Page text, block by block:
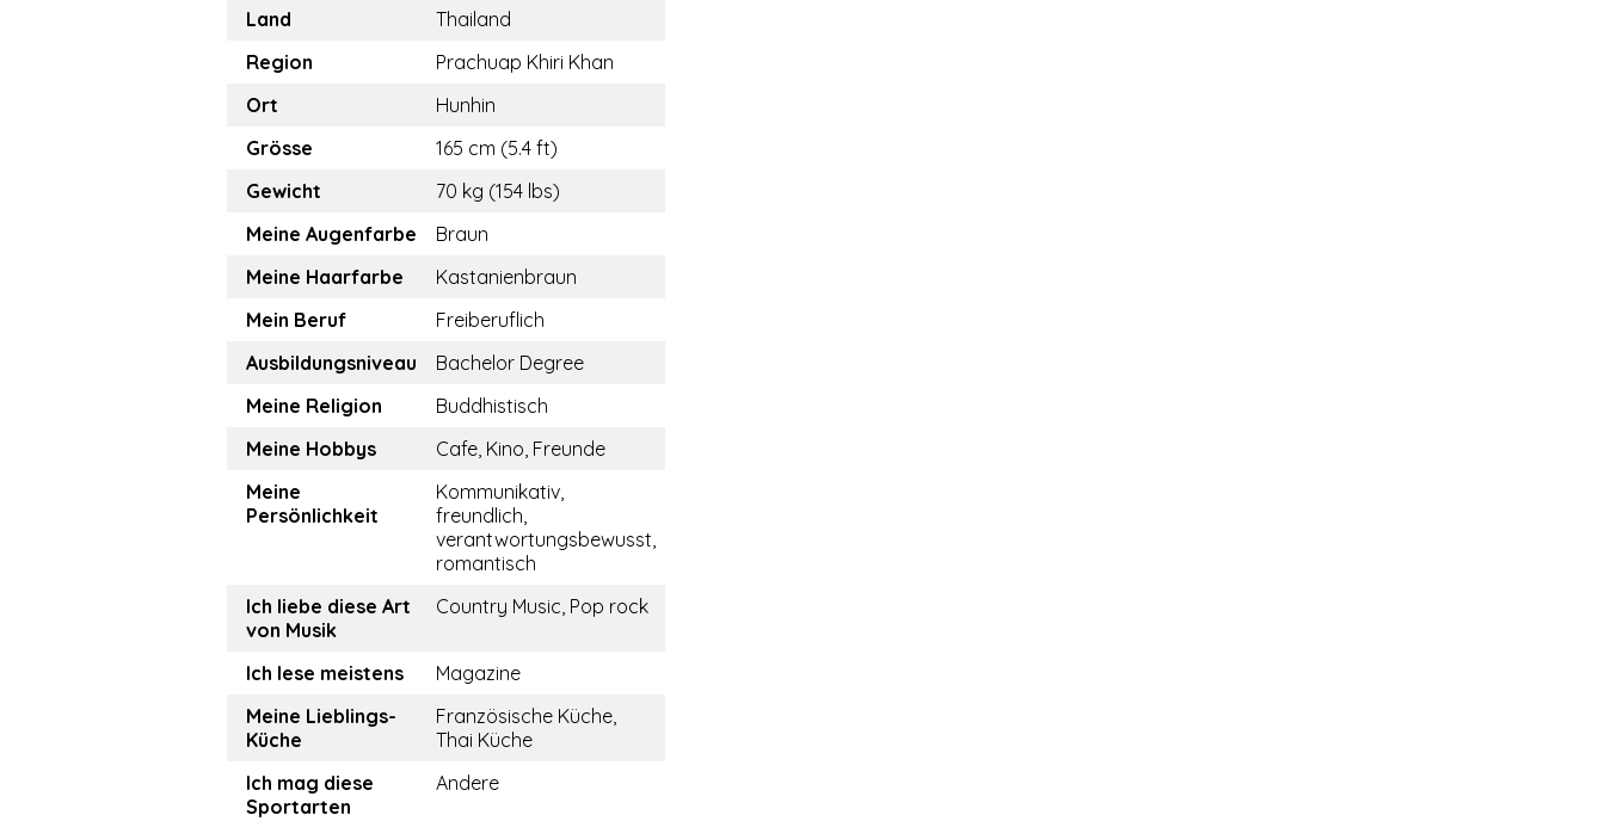
Land
Thailand
Region
Prachuap Khiri Khan
Ort
Hunhin
Grösse
165 cm (5.4 ft)
Gewicht
70 kg (154 lbs)
Meine Augenfarbe
Braun
Meine Haarfarbe
Kastanienbraun
Mein Beruf
Freiberuflich
Ausbildungsniveau
Bachelor Degree
Meine Religion
Buddhistisch
Meine Hobbys
Cafe, Kino, Freunde
Meine
Persönlichkeit
Kommunikativ,
freundlich,
verantwortungsbewusst,
romantisch
Ich liebe diese Art
von Musik
Country Music, Pop rock
Ich lese meistens
Magazine
Meine Lieblings-
Küche
Französische Küche,
Thai Küche
Ich mag diese
Sportarten
Andere